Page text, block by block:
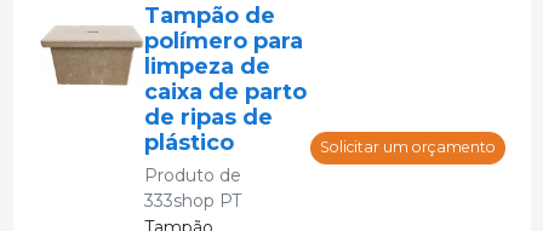
polimérico.
Tampão de
polímero para
limpeza de
caixa de parto
de ripas de
plástico
Produto de
333shop PT
Solicitar um orçamento